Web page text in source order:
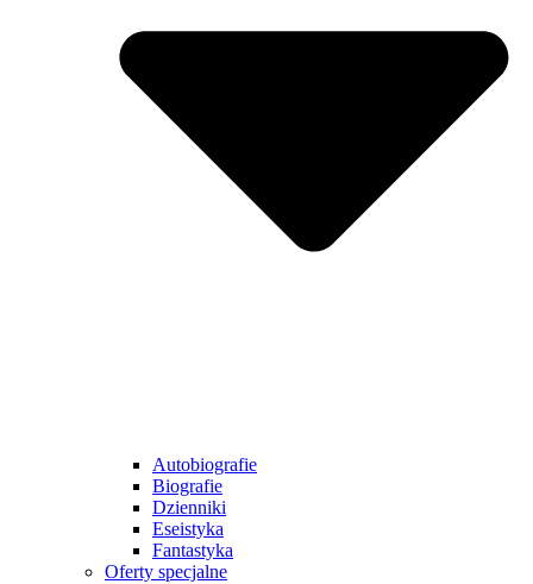
Autobiografie
Biografie
Dzienniki
Eseistyka
Fantastyka
Oferty specjalne